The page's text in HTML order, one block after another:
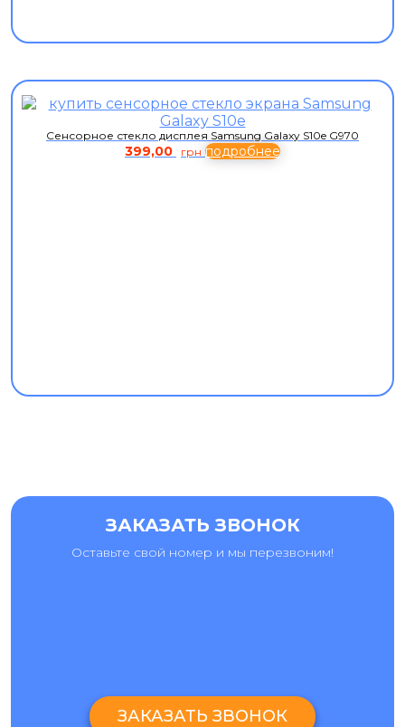
Сенсорное стекло дисплея Samsung Galaxy S10e G970
399,00 грн подробнее
ЗАКАЗАТЬ ЗВОНОК
Оставьте свой номер и мы перезвоним!
ЗАКАЗАТЬ ЗВОНОК